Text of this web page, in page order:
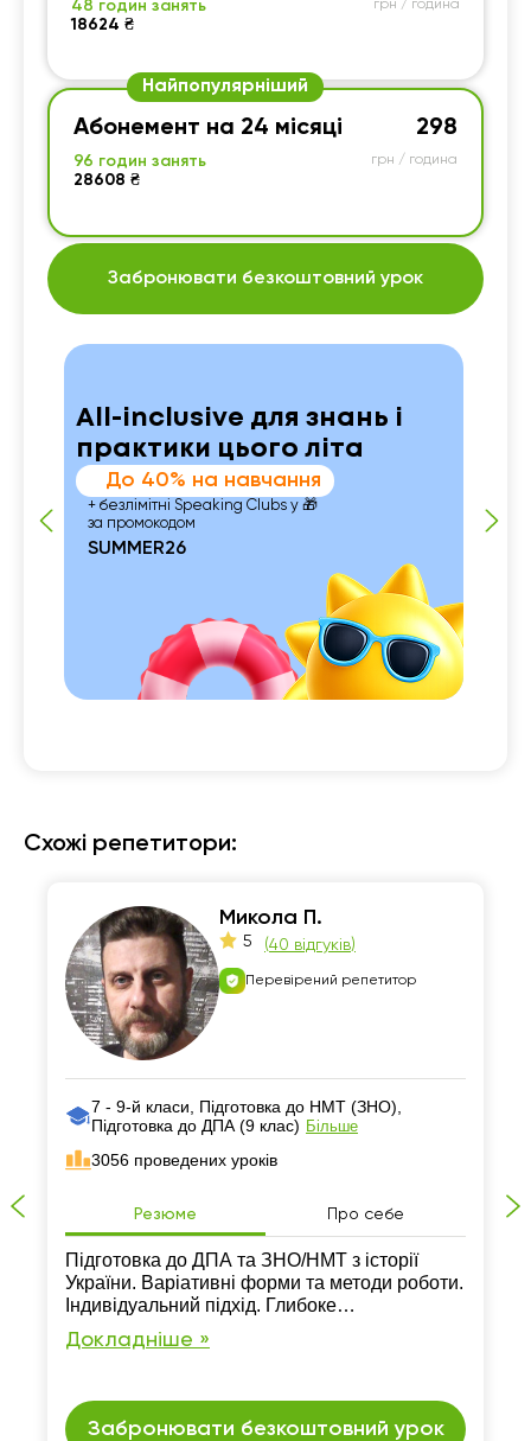
48 годин занять
18624 ₴
грн / година
Найпопулярніший
Абонемент на 24 місяці
96 годин занять
28608 ₴
298
грн / година
Забронювати безкоштовний урок
All-inclusive для знань і
практики цього літа
До 40% на навчання
+ безлімітні Speaking Clubs у 🎁
за промокодом
SUMMER26
Схожі репетитори:
Микола П.
5 (40 відгуків)
Перевірений репетитор
7 - 9-й класи, Підготовка до НМТ (ЗНО),
Підготовка до ДПА (9 клас) Більше
3056 проведених уроків
Резюме Про себе
Підготовка до ДПА та ЗНО/НМТ з історії
України. Варіативні форми та методи роботи.
Індивідуальний підхід. Глибоке
пропрацювання матеріалу програми
ЗНО\НМТ. Робота з питаннями з минулих
Докладніше »
Забронювати безкоштовний урок